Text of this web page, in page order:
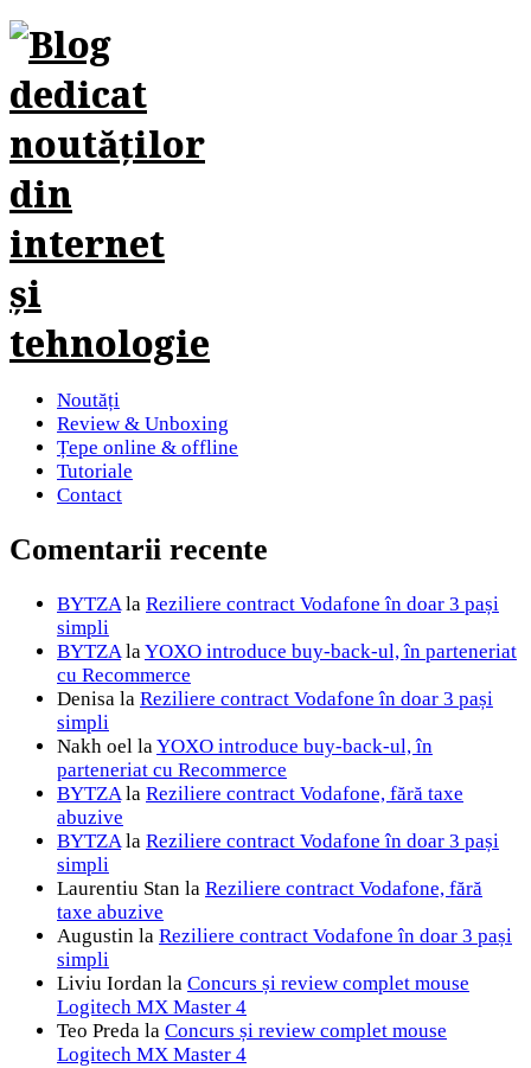
Noutăți
Review & Unboxing
Țepe online & offline
Tutoriale
Contact
Comentarii recente
BYTZAla Reziliere contract Vodafone în doar 3 pași
simpli
BYTZAlaYOXO introduce buy-back-ul, în parteneriat
cu Recommerce
Denisa la Reziliere contract Vodafone în doar 3 pași
simpli
Nakh oel laYOXO introduce buy-back-ul, în
parteneriat cu Recommerce
BYTZAla Reziliere contract Vodafone, fără taxe
abuzive
BYTZAla Reziliere contract Vodafone în doar 3 pași
simpli
Laurentiu Stan la Reziliere contract Vodafone, fără
taxe abuzive
Augustin la Reziliere contract Vodafone în doar 3 pași
simpli
Liviu Iordan la Concurs și review complet mouse
Logitech MX Master 4
Teo Preda la Concurs și review complet mouse
Logitech MX Master 4